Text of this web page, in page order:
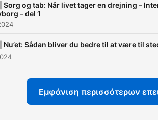
energi?
ser en
skal være en
store
Sorg og tab: Når livet tager en drejning –
– del 1
Nu’et: Sådan bliver du bedre til at være til
Εμφάνιση περισσότερων